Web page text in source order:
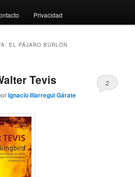
Privacidad
EL PÁJARO BURLÓN
Tevis
Ignacio Illarregui Gárate
2